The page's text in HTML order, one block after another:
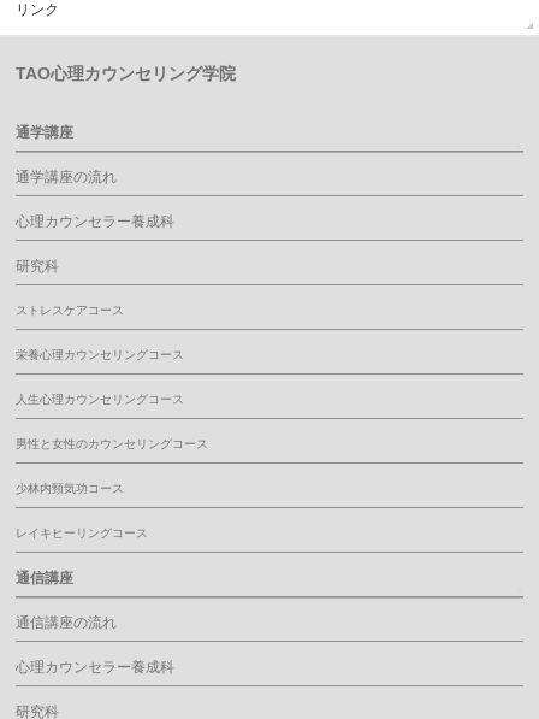
リンク
TAO心理カウンセリング学院
通学講座
通学講座の流れ
心理カウンセラー養成科
研究科
ストレスケアコース
栄養心理カウンセリングコース
人生心理カウンセリングコース
男性と女性のカウンセリングコース
少林内頸気功コース
レイキヒーリングコース
通信講座
通信講座の流れ
心理カウンセラー養成科
研究科